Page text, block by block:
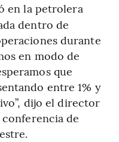
en la petrolera
dentro de
durante
en modo de
que
entre 1% y
dijo el director
de